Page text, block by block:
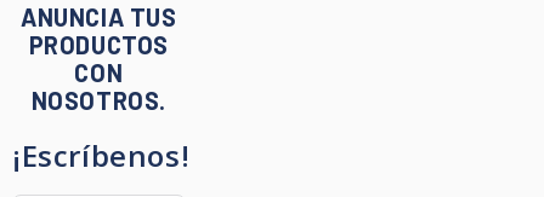
ANUNCIA TUS
PRODUCTOS
CON
NOSOTROS.
¡Escríbenos!